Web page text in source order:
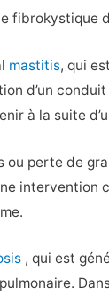
fibrokystique
mastitis, qui
d’un
à la suite
ou perte de
intervention
, qui est